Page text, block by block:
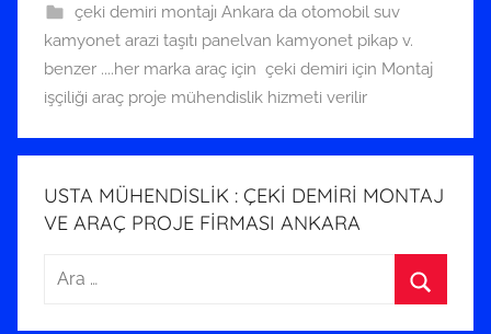
i
h
i
n
e
ö
çeki demiri montajı Ankara da otomobil suv
kamyonet arazi taşıtı panelvan kamyonet pikap v.
benzer ....her marka araç için çeki demiri için Montaj
işçiliği araç proje mühendislik hizmeti verilir
USTA MÜHENDİSLİK : ÇEKİ DEMİRİ MONTAJ
VE ARAÇ PROJE FİRMASI ANKARA
Arama: